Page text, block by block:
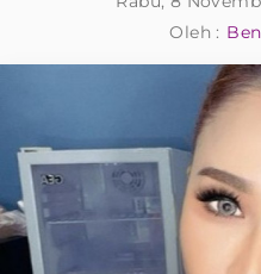
Oleh :